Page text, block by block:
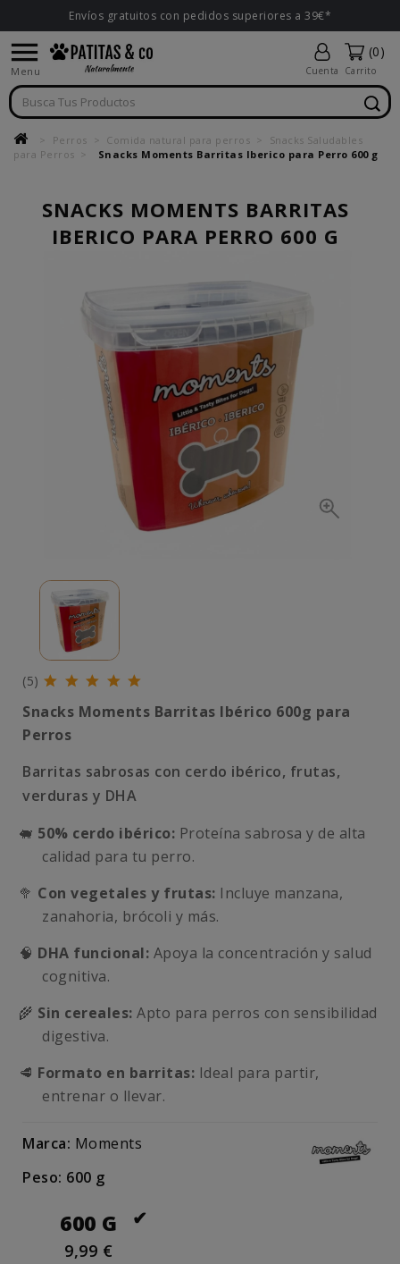
Envíos gratuitos con pedidos superiores a 39€*

Menu Cuenta
(0)
Carrito
Perros Comida natural para perros
Snacks Saludables
para Perros
Snacks Moments Barritas Iberico para Perro 600 g
SNACKS MOMENTS BARRITAS
IBERICO PARA PERRO 600 G
(5)
Snacks Moments Barritas Ibérico 600g para
Perros
Barritas sabrosas con cerdo ibérico, frutas,
verduras y DHA
🐖 50% cerdo ibérico: Proteína sabrosa y de alta
calidad para tu perro.
🥦 Con vegetales y frutas: Incluye manzana,
zanahoria, brócoli y más.
🧠 DHA funcional: Apoya la concentración y salud
cognitiva.
🌾 Sin cereales: Apto para perros con sensibilidad
digestiva.
🥩 Formato en barritas: Ideal para partir,
entrenar o llevar.
Marca: Moments
Peso: 600 g
600 G
9,99 €